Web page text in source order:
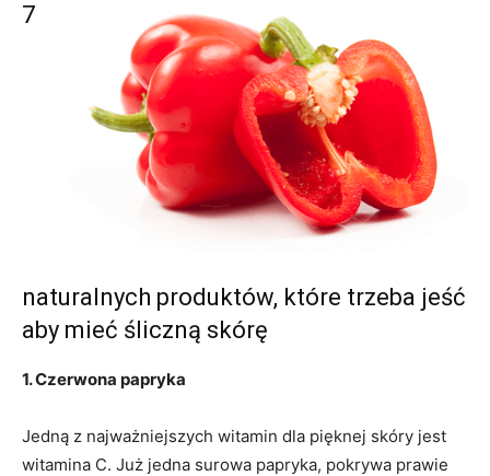
7
naturalnych produktów, które trzeba jeść
aby mieć śliczną skórę
1. Czerwona papryka
Jedną z najważniejszych witamin dla pięknej skóry jest
witamina C. Już jedna surowa papryka, pokrywa prawie